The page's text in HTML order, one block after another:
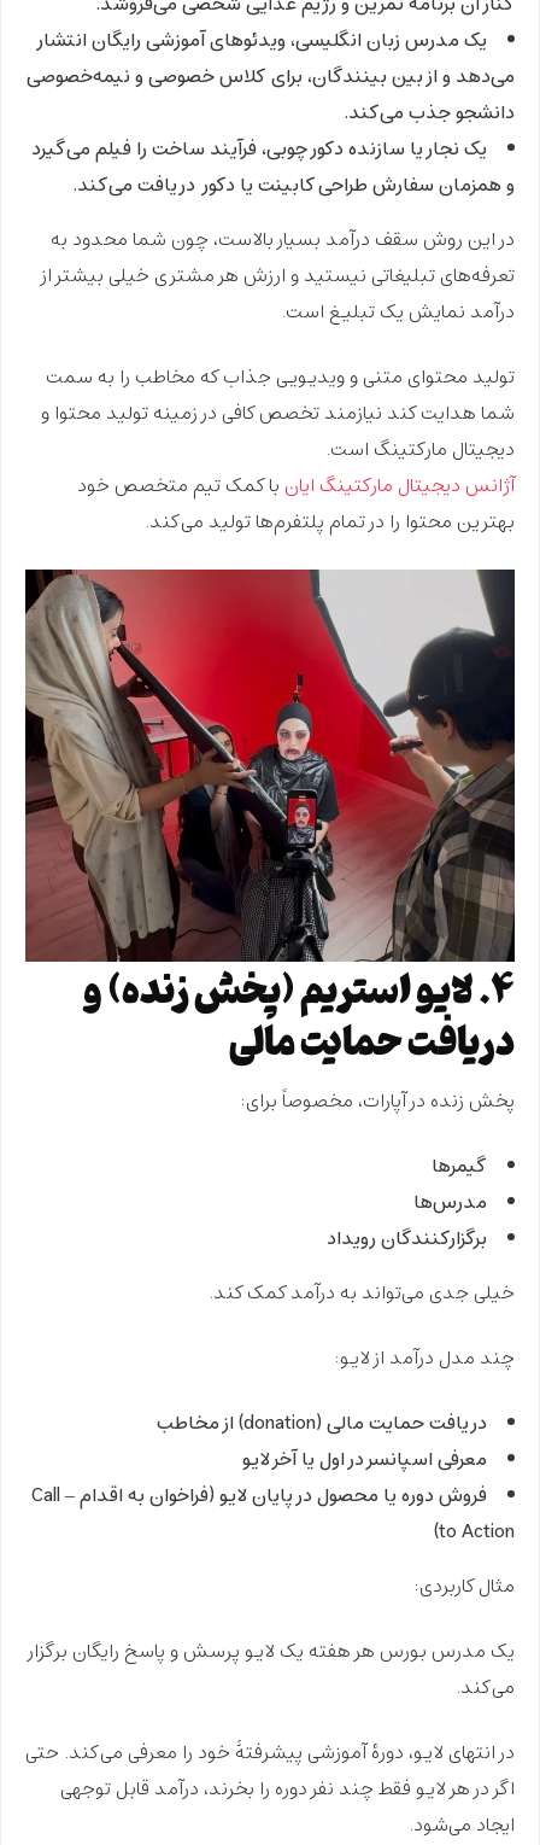
یک مدرس زبان انگلیسی، ویدئوهای آموزشی رایگان انتشار
می‌دهد و از بین بینندگان، برایکلاس خصوصی و نیمه‌خصوصی
دانشجو جذب می‌کند.
یک نجار یا سازنده دکور چوبی، فرآیند ساخت را فیلم می‌گیرد
و همزمانسفارش طراحی کابینت یا دکور دریافت می‌کند.
در این روش سقف درآمد بسیار بالاست، چون شما محدود به
تعرفه‌های تبلیغاتی نیستید وارزش هر مشتری خیلی بیشتر از
درآمد نمایش یک تبلیغ است.
تولید محتوای متنی و ویدیویی جذاب که مخاطب را به سمت
شما هدایت کند نیازمند تخصص کافی در زمینه تولید محتوا و
دیجیتال مارکتینگ است.
آژانس دیجیتال مارکتینگ ایان با کمک تیم متخصص خود
بهترین محتوا را در تمام پلتفرم‌ها تولید می‌کند.
۴. لایو استریم (پخش زنده) و
دریافت حمایت مالی
پخش زنده در آپارات، مخصوصاً برای:
گیمرها
مدرس‌ها
برگزارکنندگان رویداد
خیلی جدی می‌تواند به درآمد کمک کند.
چند مدل درآمد از لایو:
دریافت حمایت مالی (donation) از مخاطب
معرفی اسپانسر در اول یا آخر لایو
فروش دوره یا محصول در پایان لایو (فراخوان به اقدام – Call
to Action)
مثال کاربردی:
یک مدرس بورس هر هفته یک لایو پرسش و پاسخ رایگان برگزار
می‌کند.
در انتهای لایو، دورهٔ آموزشی پیشرفتهٔ خود را معرفی می‌کند. حتی
اگر در هر لایو فقط چند نفر دوره را بخرند، درآمد قابل توجهی
ایجاد می‌شود.